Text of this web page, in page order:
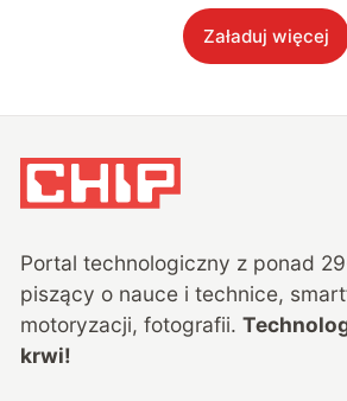
Załaduj więcej
Portal technologiczny z ponad 29
piszący o nauce i technice,
motoryzacji, fotografii.
krwi!